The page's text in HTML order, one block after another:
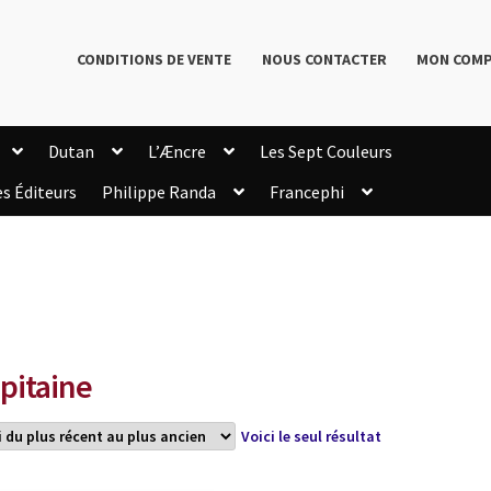
CONDITIONS DE VENTE NOUS CONTACTER MON
Dutan L’Æncre
Les Sept Couleurs
Éditeurs Philippe Randa
Francephi
Voici le seul résultat